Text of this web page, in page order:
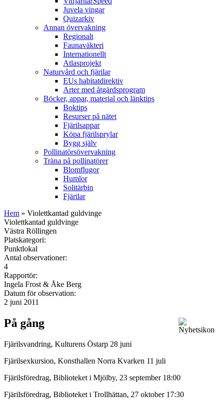
Juvela vingar
Quizarkiv
Annan övervakning
Regionalt
Faunaväkteri
Internationellt
Atlasprojekt
Naturvård och fjärilar
EUs habitatdirektiv
Arter med åtgärdsprogram
Böcker, appar, material och länktips
Boktips
Resurser på nätet
Fjärilsappar
Köpa fjärilsprylar
Bygg själv
Pollinatörsövervakning
Träna på pollinatörer
Blomflugor
Humlor
Solitärbin
Fjärilar
Hem » Violettkantad guldvinge
Violettkantad guldvinge
Västra Röllingen
Platskategori:
Punktlokal
Antal observationer:
4
Rapportör:
Ingela Frost & Åke Berg
Datum för observation:
2 juni 2011
På gång
Fjärilsvandring, Kulturens Östarp 28 juni
Fjärilsexkursion, Konsthallen Norra Kvarken 11 juli
Fjärilsföredrag, Biblioteket i Mjölby, 23 september 18:00
Fjärilsföredrag, Biblioteket i Trollhättan, 27 oktober 17:30